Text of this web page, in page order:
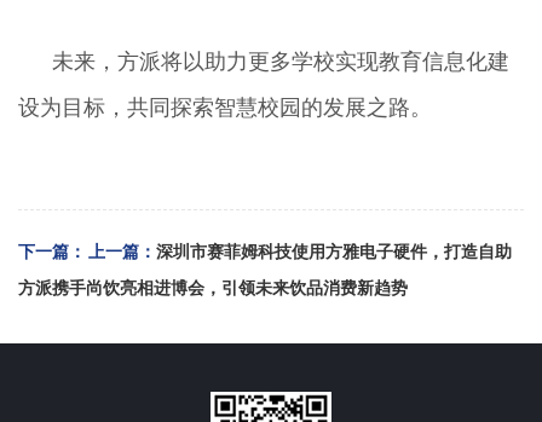
未来，方派将以助力更多学校实现教育信息化建
设为目标，共同探索智慧校园的发展之路。
上一篇： 深圳市赛菲姆科技使用方雅电子硬件，打造自助
下一篇：
方派携手尚饮亮相进博会，引领未来饮品消费新趋势